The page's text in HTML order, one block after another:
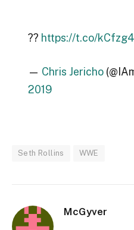
?? https://t.co/
— Chris Jericho
2019
Seth Rollins WWE
McGyver